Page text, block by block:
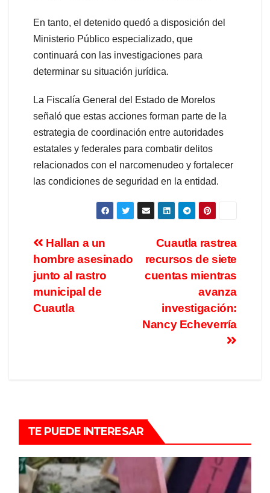
En tanto, el detenido quedó a disposición del
Ministerio Público especializado, que
continuará con las investigaciones para
determinar su situación jurídica.
La Fiscalía General del Estado de Morelos
señaló que estas acciones forman parte de la
estrategia de coordinación entre autoridades
estatales y federales para combatir delitos
relacionados con el narcomenudeo y fortalecer
las condiciones de seguridad en la entidad.
Cuautla rastrea
recursos de siete
cuentas mientras
avanza
investigación:
Nancy Echeverría
Hallan a un
hombre asesinado
junto al rastro
municipal de
Cuautla
TE PUEDE INTERESAR